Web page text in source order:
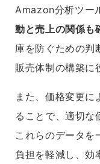
Amazon分析ツー
動と売上の関係も
庫を防ぐための判
販売体制の構築に
また、価格変更に
ることで、適切な
これらのデータを
負担を軽減し、効